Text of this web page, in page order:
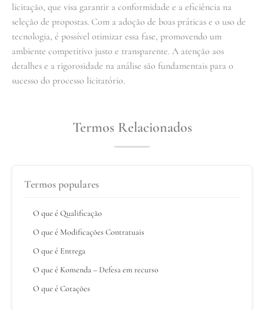
licitação, que visa garantir a conformidade e a eficiência na
seleção de propostas. Com a adoção de boas práticas e o uso de
tecnologia, é possível otimizar essa fase, promovendo um
ambiente competitivo justo e transparente. A atenção aos
detalhes e a rigorosidade na análise são fundamentais para o
sucesso do processo licitatório.
Termos Relacionados
Termos populares
O que é Qualificação
O que é Modificações Contratuais
O que é Entrega
O que é Komenda – Defesa em recurso
O que é Cotações